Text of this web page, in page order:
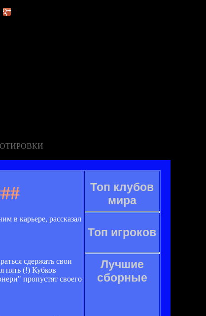
в карьере, рассказал
сдержать свои
пять (!) Кубков
пропустят своего
Топ клубов
мира
Топ игроков
Лучшие
сборные